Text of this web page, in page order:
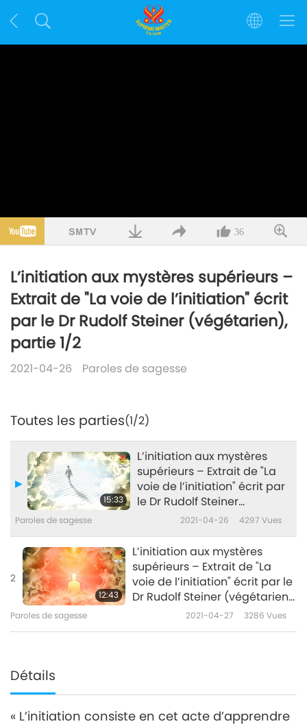
36
L’initiation aux mystères supérieurs –
Extrait de "La voie de l’initiation" écrit
par le Dr Rudolf Steiner (végétarien),
partie 1/2
2021-04-26 Paroles de sagesse
Toutes les parties(1/2)
15:33
L’initiation aux mystères
supérieurs – Extrait de "La
voie de l’initiation" écrit par
le Dr Rudolf Steiner
(végétarien), partie 1/2
Paroles de sagesse 2021-04-26 4297 Vues
2
12:43
L’initiation aux mystères
supérieurs – Extrait de "La
voie de l’initiation" écrit par le
Dr Rudolf Steiner (végétarien),
Paroles de sagesse 2021-04-27 3286 Vues
Détails
« L’initiation consiste en cet acte d’apprendre